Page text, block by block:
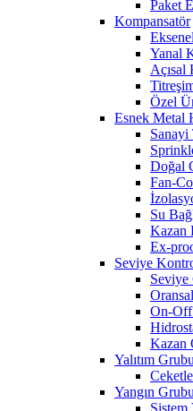
Paket
Kompansatör
Yanal
Açısal
Özel
Esnek Metal
Doğal
Fan-
Su
Kazan
Ex-
Seviye
Seviye
On-Off
Kazan
Yalıtım Grubu
Yangın Grubu
Sistem